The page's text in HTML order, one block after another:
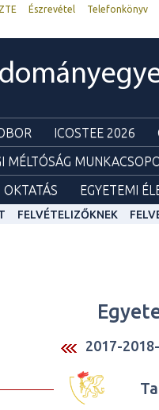
Észrevétel Telefonkönyv
ICOSTEE 2026
MÉLTÓSÁG
OKTATÁS EGYETEMI
FELVÉTELIZŐKNEK
2017-